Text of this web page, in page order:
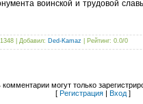
воинской и трудовой
| Добавил: Ded-Kamaz Рейтинг: 0.0/0
комментарии могут только
[ Регистрация | Вход ]